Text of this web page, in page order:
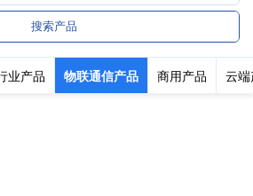
业产品 物联通信产品 商用产品 云